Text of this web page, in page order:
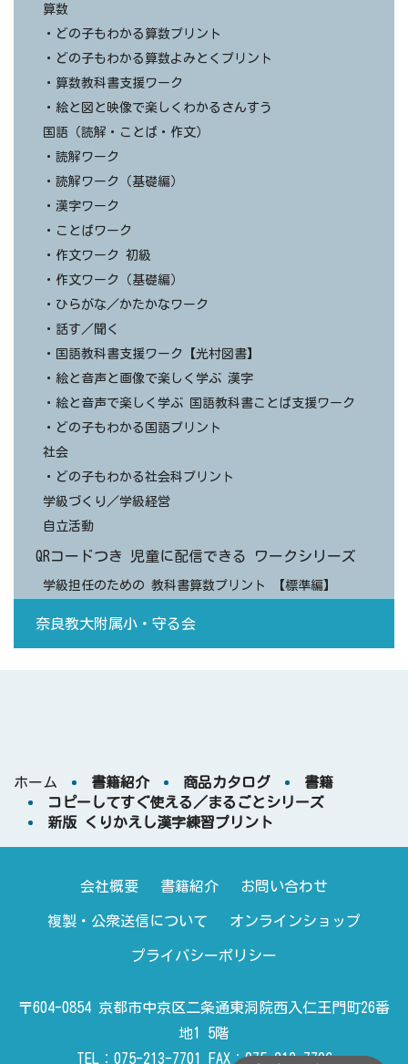
算数
・どの子もわかる算数プリント
・どの子もわかる算数よみとくプリント
・算数教科書支援ワーク
・絵と図と映像で楽しくわかるさんすう
国語（読解・ことば・作文）
・読解ワーク
・読解ワーク（基礎編）
・漢字ワーク
・ことばワーク
・作文ワーク 初級
・作文ワーク（基礎編）
・ひらがな／かたかなワーク
・話す／聞く
・国語教科書支援ワーク【光村図書】
・絵と音声と画像で楽しく学ぶ 漢字
・絵と音声で楽しく学ぶ 国語教科書ことば支援ワーク
・どの子もわかる国語プリント
社会
・どの子もわかる社会科プリント
学級づくり／学級経営
自立活動
QRコードつき 児童に配信できる ワークシリーズ
学級担任のための 教科書算数プリント 【標準編】
奈良教大附属小・守る会
ホーム 書籍紹介 商品カタログ
書籍
コピーしてすぐ使える／まるごとシリーズ
新版 くりかえし漢字練習プリント
会社概要 書籍紹介 お問い合わせ
複製・公衆送信について オンラインショップ
プライバシーポリシー
〒604-0854 京都市中京区二条通東洞院西入仁王門町26番
地1 5階
TEL：075-213-7701 FAX：075-213-7706